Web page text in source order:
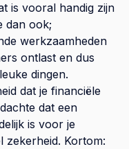
is vooral handig zijn
dan ook;
werkzaamheden
ontlast en dus
dingen.
dat je financiële
dat een
is voor je
zekerheid. Kortom: